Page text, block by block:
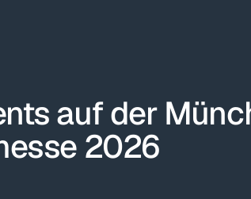
auf der
2026